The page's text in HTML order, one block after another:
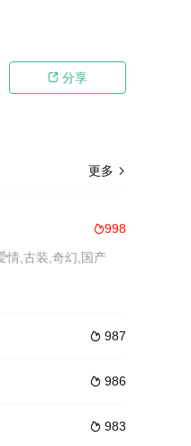
 分享
更多 
998
情,古装,奇幻,国产
 987
 986
 983